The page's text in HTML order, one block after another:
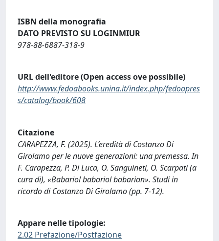
ISBN della monografia
DATO PREVISTO SU LOGINMIUR
978-88-6887-318-9
URL dell'editore (Open access ove possibile)
http://www.fedoabooks.unina.it/index.php/fedoapres
s/catalog/book/608
Citazione
CARAPEZZA, F. (2025). L’eredità di Costanzo Di
Girolamo per le nuove generazioni: una premessa. In
F. Carapezza, P. Di Luca, O. Sanguineti, O. Scarpati (a
cura di), «Babariol babariol babarian». Studi in
ricordo di Costanzo Di Girolamo (pp. 7-12).
Appare nelle tipologie:
2.02 Prefazione/Postfazione